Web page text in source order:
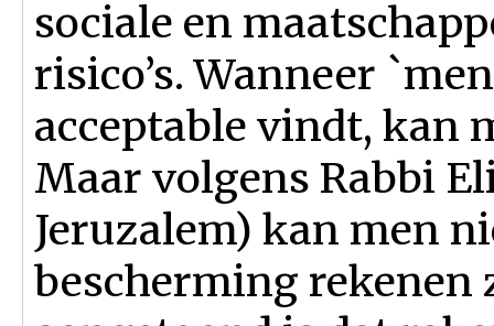
sociale en
risico’s. Wanneer
acceptable vindt, kan
Maar volgens Rabbi
Jeruzalem) kan men
bescherming rekenen